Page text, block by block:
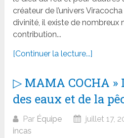
créateur de l’univers
divinité, il existe de nombreux
contribution...
[Continuer la lecture...]
▷ MAMA COCHA »
des eaux et de la
Par Équipe juillet 17,
incas